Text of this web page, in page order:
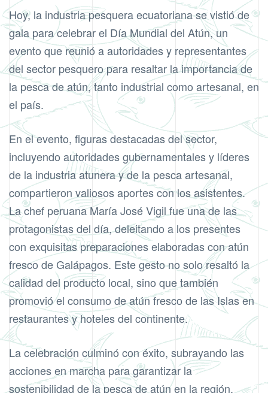
Hoy, la industria pesquera ecuatoriana se vistió de
gala para celebrar el Día Mundial del Atún, un
evento que reunió a autoridades y representantes
del sector pesquero para resaltar la importancia de
la pesca de atún, tanto industrial como artesanal, en
el país.
En el evento, figuras destacadas del sector,
incluyendo autoridades gubernamentales y líderes
de la industria atunera y de la pesca artesanal,
compartieron valiosos aportes con los asistentes.
La chef peruana María José Vigil fue una de las
protagonistas del día, deleitando a los presentes
con exquisitas preparaciones elaboradas con atún
fresco de Galápagos. Este gesto no solo resaltó la
calidad del producto local, sino que también
promovió el consumo de atún fresco de las Islas en
restaurantes y hoteles del continente.
La celebración culminó con éxito, subrayando las
acciones en marcha para garantizar la
sostenibilidad de la pesca de atún en la región.